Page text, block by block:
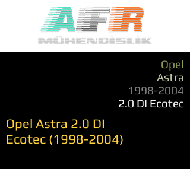
Opel
Astra
1998-2004
2.0 DI Ecotec
Opel Astra 2.0 DI
Ecotec (1998-2004)